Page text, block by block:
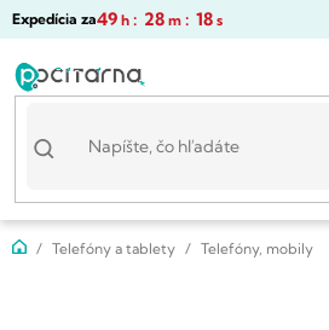
Prejsť
Expedícia za49 h : 28 m : 17 s
DomovTelefóny a tablety Telefóny, mobily